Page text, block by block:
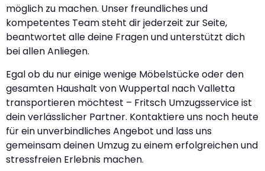
möglich zu machen. Unser freundliches und
kompetentes Team steht dir jederzeit zur Seite,
beantwortet alle deine Fragen und unterstützt dich
bei allen Anliegen.
Egal ob du nur einige wenige Möbelstücke oder den
gesamten Haushalt von Wuppertal nach Valletta
transportieren möchtest – Fritsch Umzugsservice ist
dein verlässlicher Partner. Kontaktiere uns noch heute
für ein unverbindliches Angebot und lass uns
gemeinsam deinen Umzug zu einem erfolgreichen und
stressfreien Erlebnis machen.